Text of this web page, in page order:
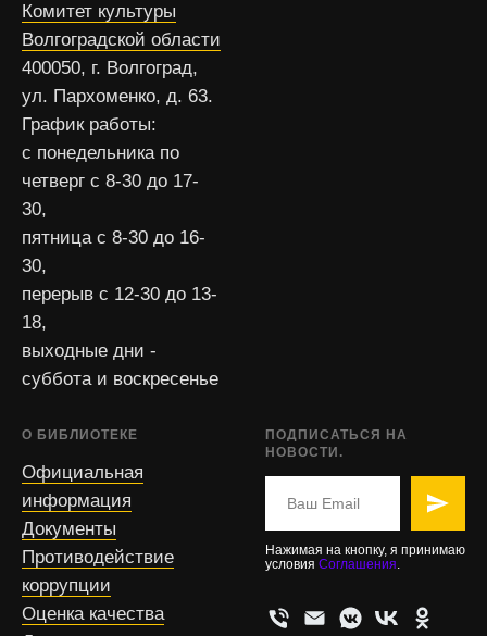
Комитет культуры
Волгоградской области
400050, г. Волгоград,
ул. Пархоменко, д. 63.
График работы:
с понедельника по
четверг с 8-30 до 17-
30,
пятница с 8-30 до 16-
30,
перерыв с 12-30 до 13-
18,
выходные дни -
суббота и воскресенье
О БИБЛИОТЕКЕ
Официальная
информация
Документы
Противодействие
коррупции
Оценка качества
ПОДПИСАТЬСЯ НА
НОВОСТИ.
Нажимая на кнопку, я принимаю
условия Соглашения.